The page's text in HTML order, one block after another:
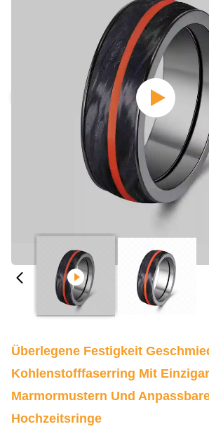
Überlegene Festigkeit
Kohlenstofffaserring Mit
Marmormustern Und
Hochzeitsringe